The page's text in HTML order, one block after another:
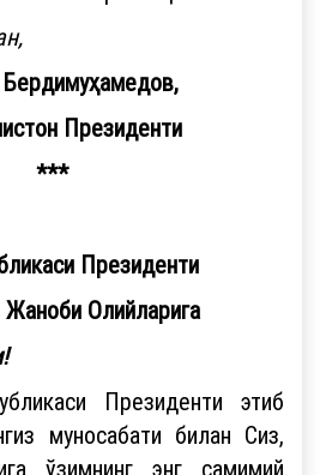
Президенти
***
Президенти
Олийларига
Президенти этиб
муносабати билан Сиз,
ўзимнинг энг самимий